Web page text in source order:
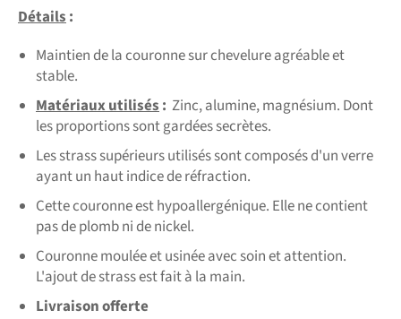
Détails:
Maintien de la couronne sur chevelure agréable et
stable.
Matériaux utilisés: Zinc, alumine, magnésium. Dont
les proportions sont gardées secrètes.
Les strass supérieurs utilisés sont composés d'un verre
ayant un haut indice de réfraction.
Cette couronne est hypoallergénique. Elle ne contient
pas de plomb ni de nickel.
Couronne moulée et usinée avec soin et attention.
L'ajout de strass est fait à la main.
Livraison offerte